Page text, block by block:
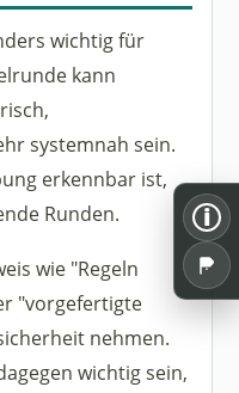
wichtig für
kann
systemnah sein.
erkennbar ist,
Runden.
wie "Regeln
"vorgefertigte
nehmen.
wichtig sein,
i